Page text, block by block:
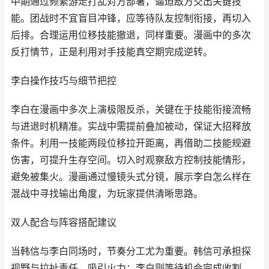
能。团战时不宜盲目冲锋，应等待队友控制衔接，再切入
后排。合理运用位移技能撤退，同样重要。漫画中的多次
反打情节，正是利用对手技能真空期完成逆转。
李白操作技巧与细节把控
李白在漫画中多次上演极限反杀，关键在于技能衔接流畅
与进退时机精准。实战中需提前叠加被动，保证大招释放
条件。利用一技能两段位移拉开距离，再借助二技能规避
伤害，可提升生存空间。切入时观察敌方控制技能情形，
避免被集火。漫画通过慢镜头式分镜，展示李白怎么样在
混战中寻找输出角度，为玩家提供清晰思路。
双人配合与阵容搭配建议
当韩信与李白同场时，节奏分工尤为重要。韩信可承担探